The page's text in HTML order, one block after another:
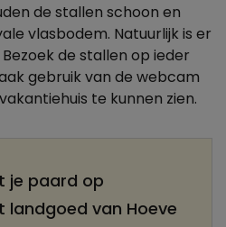
de stallen schoon en
vlasbodem. Natuurlijk is er
de stallen op ieder
gebruik van de webcam
te kunnen zien.
je paard op
landgoed van Hoeve